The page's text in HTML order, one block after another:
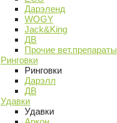
Дарэленд
WOGY
Jack&King
ДВ
Прочие вет.препараты
Ринговки
Ринговки
Дарэлл
ДВ
Удавки
Удавки